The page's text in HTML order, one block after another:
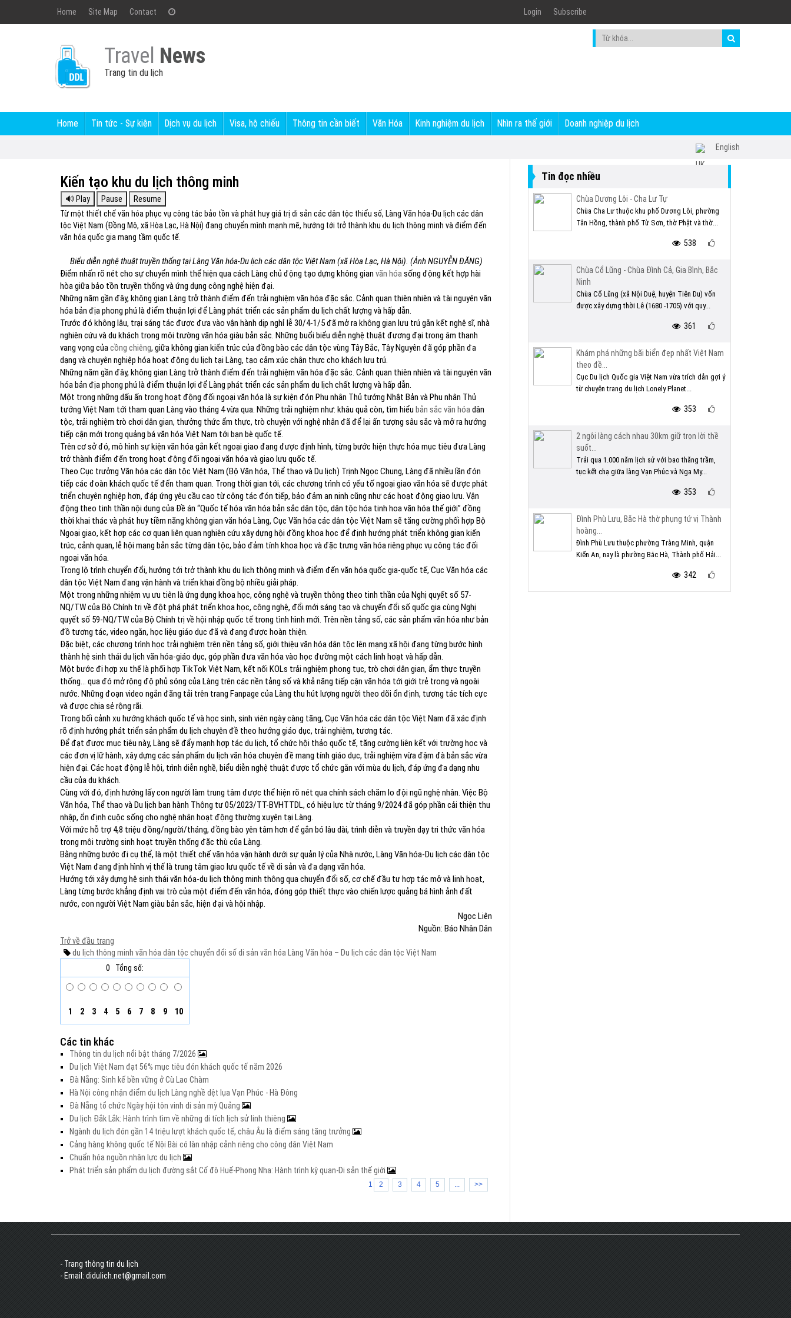
Home Site Map Contact Login Subscribe
Travel News
Trang tin du lịch
Home Tin tức - Sự kiện Dịch vụ du lịch Visa, hộ chiếu Thông tin cần biết Văn Hóa Kinh nghiệm du lịch Nhìn ra thế giới Doanh nghiệp du lịch
English
Kiến tạo khu du lịch thông minh
Từ một thiết chế văn hóa phục vụ công tác bảo tồn và phát huy giá trị di sản các dân tộc thiểu số, Làng Văn hóa-Du lịch các dân
tộc Việt Nam (Đồng Mô, xã Hòa Lạc, Hà Nội) đang chuyển mình mạnh mẽ, hướng tới trở thành khu du lịch thông minh và điểm đến
văn hóa quốc gia mang tầm quốc tế.
Biểu diễn nghệ thuật truyền thống tại Làng Văn hóa-Du lịch các dân tộc Việt Nam (xã Hòa Lạc, Hà Nội). (Ảnh NGUYỄN ĐĂNG)
Điểm nhấn rõ nét cho sự chuyển mình thể hiện qua cách Làng chủ động tạo dựng không gian văn hóasống động kết hợp hài
hòa giữa bảo tồn truyền thống và ứng dụng công nghệ hiện đại.
Những năm gần đây, không gian Làng trở thành điểm đến trải nghiệm văn hóa đặc sắc. Cảnh quan thiên nhiên và tài nguyên văn
hóa bản địa phong phú là điểm thuận lợi để Làng phát triển các sản phẩm du lịch chất lượng và hấp dẫn.
Trước đó không lâu, trại sáng tác được đưa vào vận hành dịp nghỉ lễ 30/4-1/5 đã mở ra không gian lưu trú gắn kết nghệ sĩ, nhà
nghiên cứu và du khách trong môi trường văn hóa giàu bản sắc. Những buổi biểu diễn nghệ thuật đương đại trong âm thanh
vang vọng củacồng chiêng, giữa không gian kiến trúc của đồng bào các dân tộc vùng Tây Bắc, Tây Nguyên đã góp phần đa
dạng và chuyên nghiệp hóa hoạt động du lịch tại Làng, tạo cảm xúc chân thực cho khách lưu trú.
Những năm gần đây, không gian Làng trở thành điểm đến trải nghiệm văn hóa đặc sắc. Cảnh quan thiên nhiên và tài nguyên văn
hóa bản địa phong phú là điểm thuận lợi để Làng phát triển các sản phẩm du lịch chất lượng và hấp dẫn.
Một trong những dấu ấn trong hoạt động đối ngoại văn hóa là sự kiện đón Phu nhân Thủ tướng Nhật Bản và Phu nhân Thủ
tướng Việt Nam tới tham quan Làng vào tháng 4 vừa qua. Những trải nghiệm như: khâu quả còn, tìm hiểu bản sắc văn hóadân
tộc, trải nghiệm trò chơi dân gian, thưởng thức ẩm thực, trò chuyện với nghệ nhân đã để lại ấn tượng sâu sắc và mở ra hướng
tiếp cận mới trong quảng bá văn hóa Việt Nam tới bạn bè quốc tế.
Trên cơ sở đó, mô hình sự kiện văn hóa gắn kết ngoại giao đang được định hình, từng bước hiện thực hóa mục tiêu đưa Làng
trở thành điểm đến trong hoạt động đối ngoại văn hóa và giao lưu quốc tế.
Theo Cục trưởng Văn hóa các dân tộc Việt Nam (Bộ Văn hóa, Thể thao và Du lịch) Trịnh Ngọc Chung, Làng đã nhiều lần đón
tiếp các đoàn khách quốc tế đến tham quan. Trong thời gian tới, các chương trình có yếu tố ngoại giao văn hóa sẽ được phát
triển chuyên nghiệp hơn, đáp ứng yêu cầu cao từ công tác đón tiếp, bảo đảm an ninh cũng như các hoạt động giao lưu. Vận
động theo tinh thần nội dung của Đề án “Quốc tế hóa văn hóa bản sắc dân tộc, dân tộc hóa tinh hoa văn hóa thế giới” đồng
thời khai thác và phát huy tiềm năng không gian văn hóa Làng, Cục Văn hóa các dân tộc Việt Nam sẽ tăng cường phối hợp Bộ
Ngoại giao, kết hợp các cơ quan liên quan nghiên cứu xây dựng hội đồng khoa học để định hướng phát triển không gian kiến
trúc, cảnh quan, lễ hội mang bản sắc từng dân tộc, bảo đảm tính khoa học và đặc trưng văn hóa riêng phục vụ công tác đối
ngoại văn hóa.
Trong lộ trình chuyển đổi, hướng tới trở thành khu du lịch thông minh và điểm đến văn hóa quốc gia-quốc tế, Cục Văn hóa các
dân tộc Việt Nam đang vận hành và triển khai đồng bộ nhiều giải pháp.
Một trong những nhiệm vụ ưu tiên là ứng dụng khoa học, công nghệ và truyền thông theo tinh thần của Nghị quyết số 57-
NQ/TW của Bộ Chính trị về đột phá phát triển khoa học, công nghệ, đổi mới sáng tạo và chuyển đổi số quốc gia cùng Nghị
quyết số 59-NQ/TW của Bộ Chính trị về hội nhập quốc tế trong tình hình mới. Trên nền tảng số, các sản phẩm văn hóa như bản
đồ tương tác, video ngắn, học liệu giáo dục đã và đang được hoàn thiện.
Đặc biệt, các chương trình học trải nghiệm trên nền tảng số, giới thiệu văn hóa dân tộc lên mạng xã hội đang từng bước hình
thành hệ sinh thái du lịch văn hóa-giáo dục, góp phần đưa văn hóa vào học đường một cách linh hoạt và hấp dẫn.
Một bước đi hợp xu thế là phối hợp TikTok Việt Nam, kết nối KOLs trải nghiệm phong tục, trò chơi dân gian, ẩm thực truyền
thống… qua đó mở rộng độ phủ sóng của Làng trên các nền tảng số và khả năng tiếp cận văn hóa tới giới trẻ trong và ngoài
nước. Những đoạn video ngắn đăng tải trên trang Fanpage của Làng thu hút lượng người theo dõi ổn định, tương tác tích cực
và được chia sẻ rộng rãi.
Trong bối cảnh xu hướng khách quốc tế và học sinh, sinh viên ngày càng tăng, Cục Văn hóa các dân tộc Việt Nam đã xác định
rõ định hướng phát triển sản phẩm du lịch chuyên đề theo hướng giáo dục, trải nghiệm, tương tác.
Để đạt được mục tiêu này, Làng sẽ đẩy mạnh hợp tác du lịch, tổ chức hội thảo quốc tế, tăng cường liên kết với trường học và
các đơn vị lữ hành, xây dựng các sản phẩm du lịch văn hóa chuyên đề mang tính giáo dục, trải nghiệm vừa đậm đà bản sắc vừa
hiện đại. Các hoạt động lễ hội, trình diễn nghề, biểu diễn nghệ thuật được tổ chức gắn với mùa du lịch, đáp ứng đa dạng nhu
cầu của du khách.
Cùng với đó, định hướng lấy con người làm trung tâm được thể hiện rõ nét qua chính sách chăm lo đội ngũ nghệ nhân. Việc Bộ
Văn hóa, Thể thao và Du lịch ban hành Thông tư 05/2023/TT-BVHTTDL, có hiệu lực từ tháng 9/2024 đã góp phần cải thiện thu
nhập, ổn định cuộc sống cho nghệ nhân hoạt động thường xuyên tại Làng.
Với mức hỗ trợ 4,8 triệu đồng/người/tháng, đồng bào yên tâm hơn để gắn bó lâu dài, trình diễn và truyền dạy tri thức văn hóa
trong môi trường sinh hoạt truyền thống đặc thù của Làng.
Bằng những bước đi cụ thể, là một thiết chế văn hóa vận hành dưới sự quản lý của Nhà nước, Làng Văn hóa-Du lịch các dân tộc
Việt Nam đang định hình vị thế là trung tâm giao lưu quốc tế về di sản và đa dạng văn hóa.
Hướng tới xây dựng hệ sinh thái văn hóa-du lịch thông minh thông qua chuyển đổi số, cơ chế đầu tư hợp tác mở và linh hoạt,
Làng từng bước khẳng định vai trò của một điểm đến văn hóa, đóng góp thiết thực vào chiến lược quảng bá hình ảnh đất
nước, con người Việt Nam giàu bản sắc, hiện đại và hội nhập.
Ngọc Liên
Nguồn: Báo Nhân Dân
Trở về đầu trang
du lịch thông minh văn hóa dân tộc chuyển đổi số di sản văn hóa Làng Văn hóa – Du lịch các dân tộc Việt Nam
0
Tổng số:
1 2 3 4 5 6 7 8 9 10
Các tin khác
Thông tin du lịch nổi bật tháng 7/2026
Du lịch Việt Nam đạt 56% mục tiêu đón khách quốc tế năm 2026
Đà Nẵng: Sinh kế bền vững ở Cù Lao Chàm
Hà Nội công nhận điểm du lịch Làng nghề dệt lụa Vạn Phúc - Hà Đông
Đà Nẵng tổ chức Ngày hội tôn vinh di sản mỳ Quảng
Du lịch Đắk Lắk: Hành trình tìm về những di tích lịch sử linh thiêng
Ngành du lịch đón gần 14 triệu lượt khách quốc tế, châu Âu là điểm sáng tăng trưởng
Cảng hàng không quốc tế Nội Bài có làn nhập cảnh riêng cho công dân Việt Nam
Chuẩn hóa nguồn nhân lực du lịch
Phát triển sản phẩm du lịch đường sắt Cố đô Huế-Phong Nha: Hành trình kỳ quan-Di sản thế giới
1 2 3 4 5 ... >>
Tin đọc nhiều
Chùa Dương Lôi - Cha Lư Tự
Chùa Cha Lư thuộc khu phố Dương Lôi, phường
Tân Hồng, thành phố Từ Sơn, thờ Phật và thờ...
538
Chùa Cổ Lũng - Chùa Đình Cả, Gia Bình, Bắc
Ninh
Chùa Cổ Lũng (xã Nội Duệ, huyện Tiên Du) vốn
được xây dựng thời Lê (1680 -1705) với quy...
361
Khám phá những bãi biển đẹp nhất Việt Nam
theo đề...
Cục Du lịch Quốc gia Việt Nam vừa trích dẫn gợi ý
từ chuyên trang du lịch Lonely Planet...
353
2 ngôi làng cách nhau 30km giữ trọn lời thề
suốt...
Trải qua 1.000 năm lịch sử với bao thăng trầm,
tục kết chạ giữa làng Vạn Phúc và Nga My...
353
Đình Phù Lưu, Bắc Hà thờ phụng tứ vị Thành
hoàng...
Đình Phù Lưu thuộc phường Tràng Minh, quận
Kiến An, nay là phường Bắc Hà, Thành phố Hải...
342
- Trang thông tin du lịch
- Email: didulich.net@gmail.com